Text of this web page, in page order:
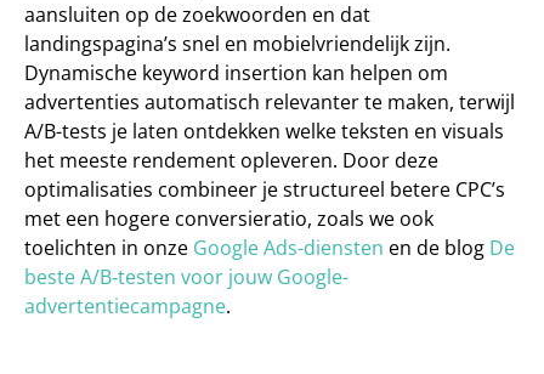
aansluiten op de zoekwoorden en dat
landingspagina’s snel en mobielvriendelijk zijn.
Dynamische keyword insertion kan helpen om
advertenties automatisch relevanter te maken, terwijl
A/B-tests je laten ontdekken welke teksten en visuals
het meeste rendement opleveren. Door deze
optimalisaties combineer je structureel betere CPC’s
met een hogere conversieratio, zoals we ook
toelichten in onze Google Ads-diensten en de blog De
beste A/B‑testen voor jouw Google-
advertentiecampagne.